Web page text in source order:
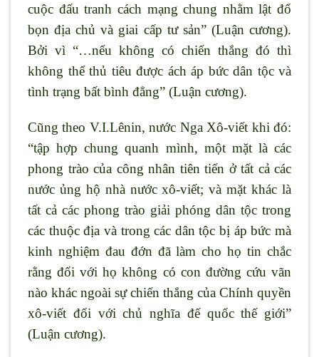
cuộc đấu tranh cách mạng chung nhằm lật đổ
bọn địa chủ và giai cấp tư sản” (Luận cương).
Bởi vì “…nếu không có chiến thắng đó thì
không thể thủ tiêu được ách áp bức dân tộc và
tình trạng bất bình đẳng” (Luận cương).
Cũng theo V.I.Lênin, nước Nga Xô-viết khi đó:
“tập hợp chung quanh mình, một mặt là các
phong trào của công nhân tiên tiến ở tất cả các
nước ủng hộ nhà nước xô-viết; và mặt khác là
tất cả các phong trào giải phóng dân tộc trong
các thuộc địa và trong các dân tộc bị áp bức mà
kinh nghiệm đau đớn đã làm cho họ tin chắc
rằng đối với họ không có con đường cứu vãn
nào khác ngoài sự chiến thắng của Chính quyền
xô-viết đối với chủ nghĩa đế quốc thế giới”
(Luận cương).